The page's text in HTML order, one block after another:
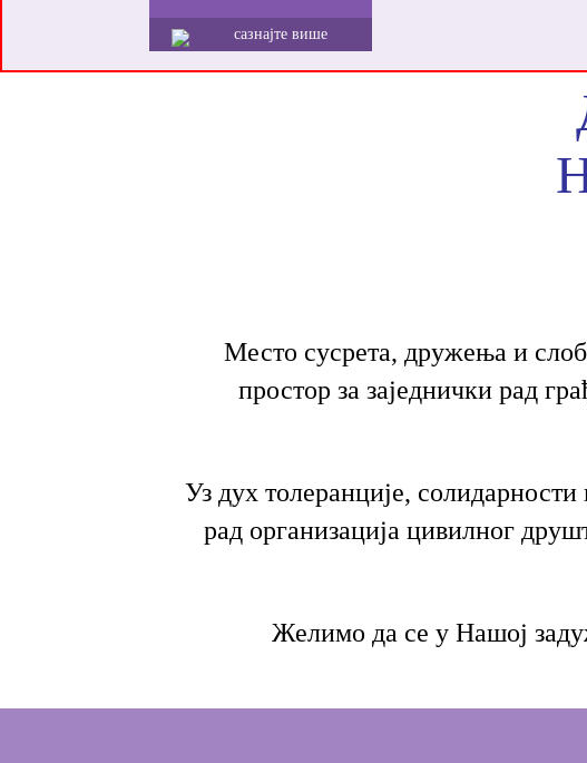
сазнајте више
Место сусрета, дружења и
простор за заједнички рад
Уз дух толеранције,
рад организација цивилног
Желимо да се у Нашој